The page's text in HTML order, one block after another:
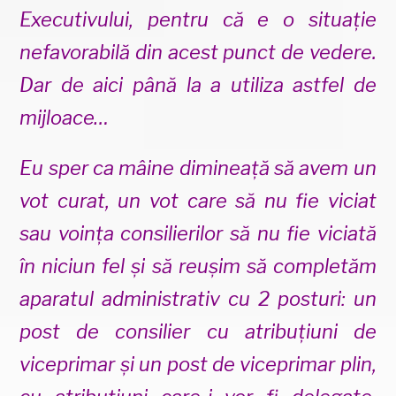
Executivului, pentru că e o situație
nefavorabilă din acest punct de vedere.
Dar de aici până la a utiliza astfel de
mijloace…
Eu sper ca mâine dimineață să avem un
vot curat, un vot care să nu fie viciat
sau voința consilierilor să nu fie viciată
în niciun fel și să reușim să completăm
aparatul administrativ cu 2 posturi: un
post de consilier cu atribuțiuni de
viceprimar și un post de viceprimar plin,